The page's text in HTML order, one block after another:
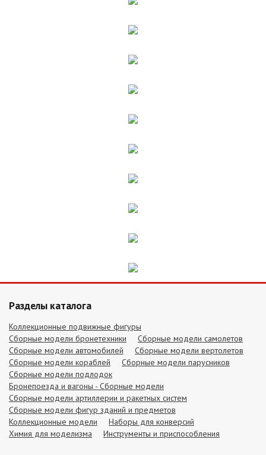
Разделы каталога
Коллекционные подвижные фигуры
Сборные модели бронетехники
Сборные модели самолетов
Сборные модели автомобилей
Сборные модели вертолетов
Сборные модели кораблей
Сборные модели парусников
Сборные модели подлодок
Бронепоезда и вагоны - Сборные модели
Сборные модели артиллерии и ракетных систем
Сборные модели фигур зданий и предметов
Коллекционные модели
Наборы для конверсий
Химия для моделизма
Инструменты и приспособления